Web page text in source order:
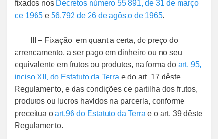
fixados nos Decretos número 55.891, de 31 de março
de 1965 e 56.792 de 26 de agôsto de 1965.
III – Fixação, em quantia certa, do preço do
arrendamento, a ser pago em dinheiro ou no seu
equivalente em frutos ou produtos, na forma do art. 95,
inciso XII, do Estatuto da Terra e do art. 17 dêste
Regulamento, e das condições de partilha dos frutos,
produtos ou lucros havidos na parceria, conforme
preceitua o art.96 do Estatuto da Terra e o art. 39 dêste
Regulamento.